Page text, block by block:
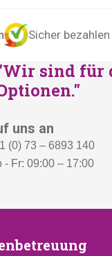
Sicher
sind für
uns an
(0) 73 – 6893 140
- Fr: 09:00 – 17:00